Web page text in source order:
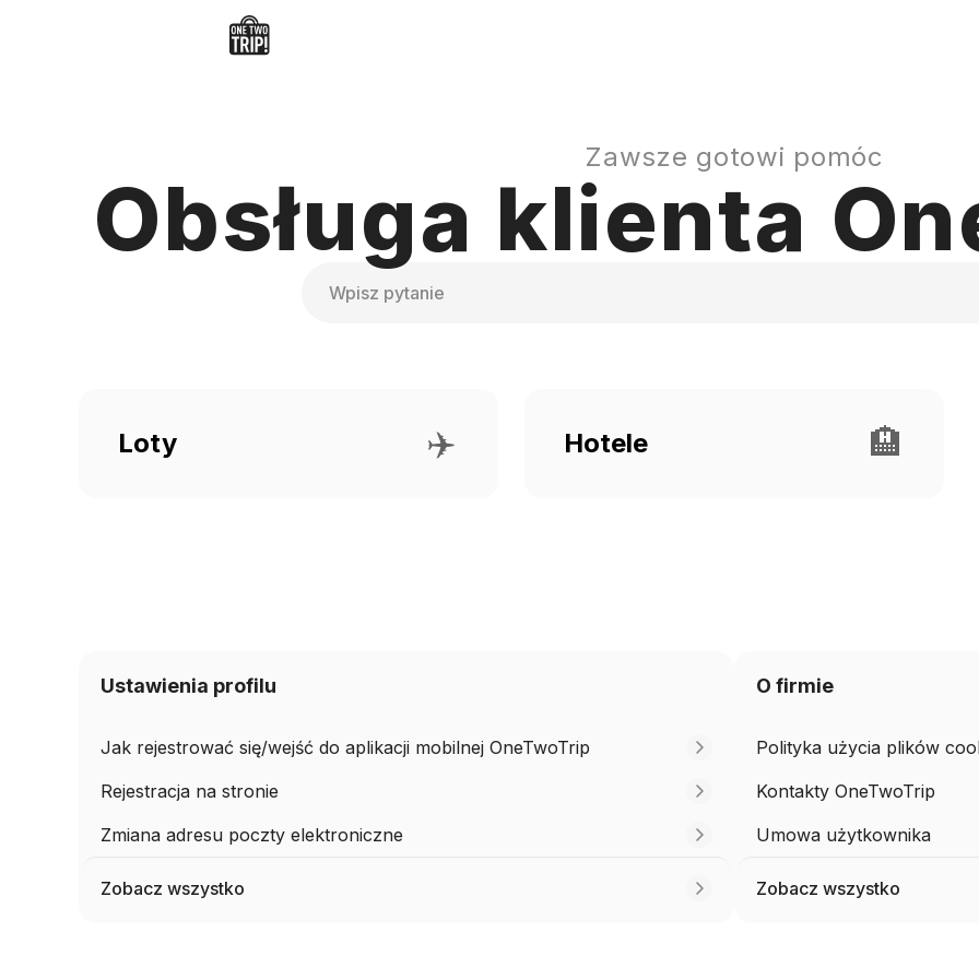
Zawsze gotowi pomóc
Obsługa klienta
Wyszukiwanie
Loty ✈️ Hotele 🏨
Ustawienia profilu
Jak rejestrować się/wejść do aplikacji mobilnej OneTwoTrip
Rejestracja na stronie
Zmiana adresu poczty elektroniczne
Zobacz wszystko
O firmie
Polityka użycia plików
Kontakty OneTwoTrip
Umowa użytkownika
Zobacz wszystko